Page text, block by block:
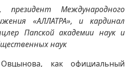
Международного
«АЛЛАТРА», и кардинал
Папской академии наук и
наук
как официальный